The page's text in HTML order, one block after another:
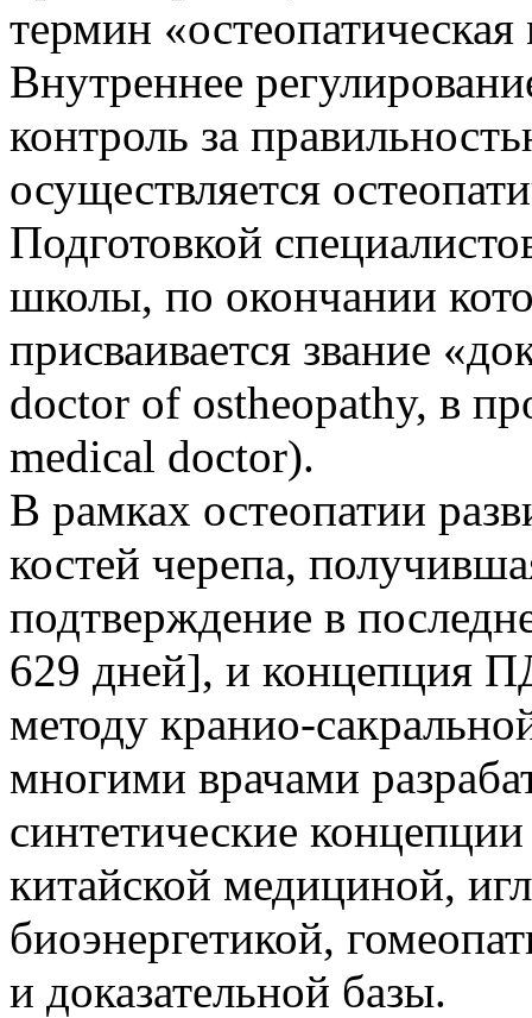
термин
Внутреннее
контроль за
осуществляется
Подготовкой
школы, по окончании
присваивается звание
doctor of ostheopathy, в
medical doctor).
В рамках остеопатии
костей черепа,
подтверждение в
629 дней], и концепция
методу кранио-
многими врачами
синтетические
китайской медициной,
биоэнергетикой,
и доказательной базы.